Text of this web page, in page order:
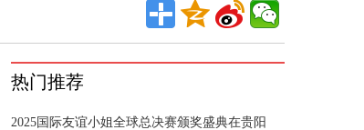
热门推荐
2025国际友谊小姐全球总决赛颁奖盛典在贵阳